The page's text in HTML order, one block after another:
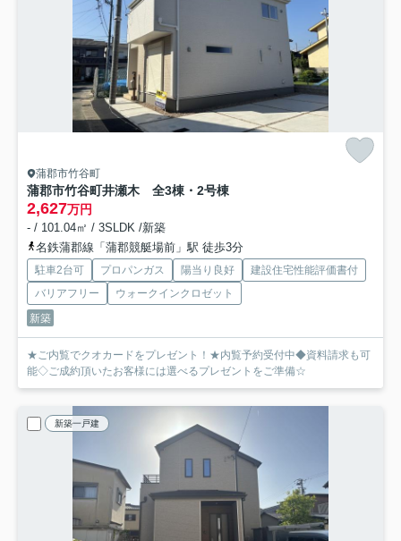
蒲郡市竹谷町
蒲郡市竹谷町井瀬木 全3棟・2号棟
2,627万円
- / 101.04㎡ / 3SLDK /新築
名鉄蒲郡線「蒲郡競艇場前」駅 徒歩3分
駐車2台可 プロパンガス 陽当り良好
建設住宅性能評価書付
バリアフリー
ウォークインクロゼット
新築
★ご内覧でクオカードをプレゼント！★内覧予約受付中◆資料請求も可
能◇ご成約頂いたお客様には選べるプレゼントをご準備☆
新築一戸建